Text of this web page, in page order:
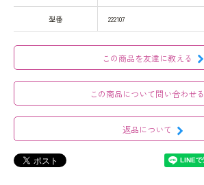
型番 222107
この商品を友達に教える
この商品について問い合わせる
返品について